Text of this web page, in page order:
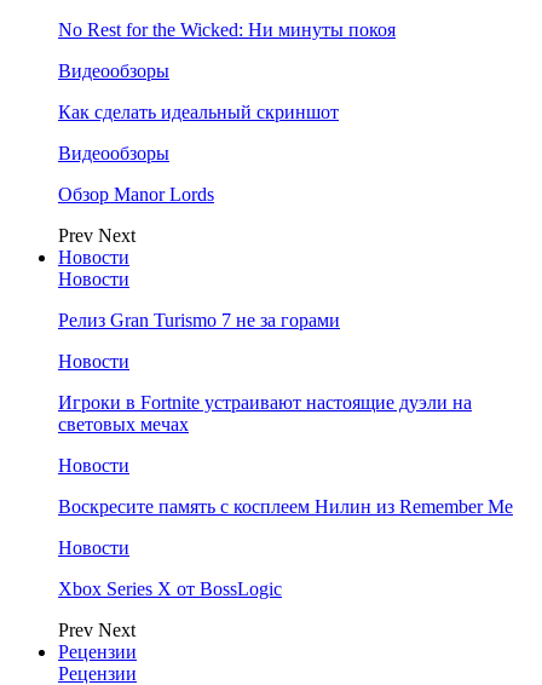
No Rest for the Wicked: Ни минуты покоя
Видеообзоры
Как сделать идеальный скриншот
Видеообзоры
Обзор Manor Lords
Prev Next
Новости
Новости
Релиз Gran Turismo 7 не за горами
Новости
Игроки в Fortnite устраивают настоящие дуэли на
световых мечах
Новости
Воскресите память с косплеем Нилин из Remember Me
Новости
Xbox Series X от BossLogic
Prev Next
Рецензии
Рецензии